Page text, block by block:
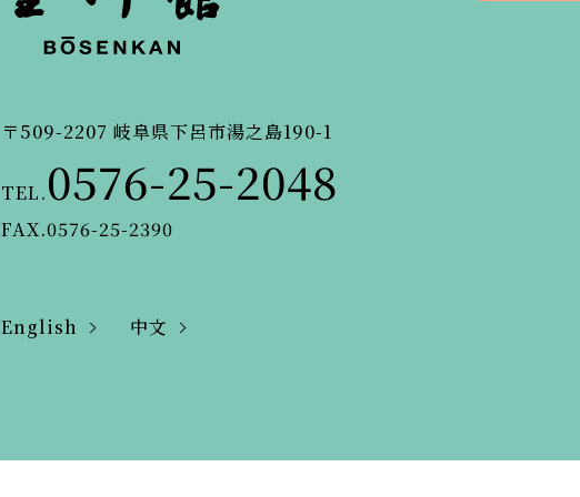
〒509-2207 岐阜県下呂市湯之島190-1
TEL.0576-25-2048
FAX.0576-25-2390
English 中文